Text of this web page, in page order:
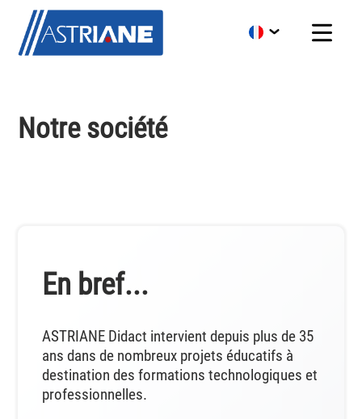
Notre société
En bref...
ASTRIANE Didact intervient depuis plus de 35
ans dans de nombreux projets éducatifs à
destination des formations technologiques et
professionnelles.